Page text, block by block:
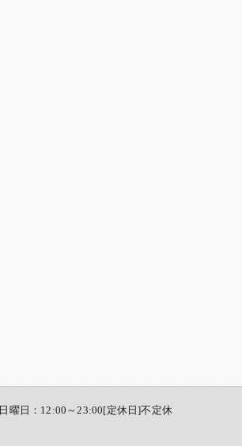
曜日：12:00～23:00[定休日]不定休